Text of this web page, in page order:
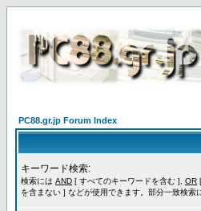
PC88.gr.jp Forum Index
キーワード検索:
検索には AND [ すべてのキーワードを含む ], OR
を含まない ] などが使用できます。部分一致検